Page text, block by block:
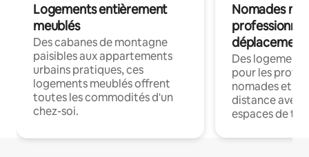
Logements entièrement
meublés
Des cabanes de montagne
paisibles aux appartements
urbains pratiques, ces
logements meublés offrent
toutes les commodités d'un
chez-soi.
Nomades
déplacement
Des
pour les
nomades et
distance avec
espaces de